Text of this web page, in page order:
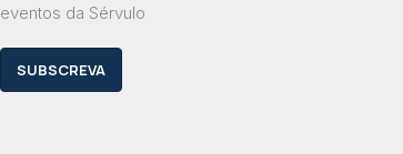
eventos da Sérvulo
SUBSCREVA